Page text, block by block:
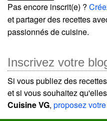
Pas encore inscrit(e) ?
et partager des recettes
passionnés de cuisine.
Inscrivez votre
Si vous publiez des
et si vous souhaitez
Cuisine VG, proposez